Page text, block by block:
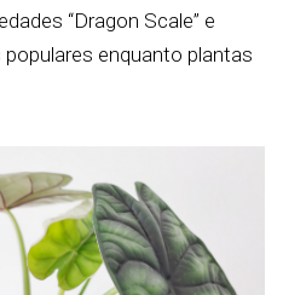
“Dragon Scale” e
populares enquanto plantas